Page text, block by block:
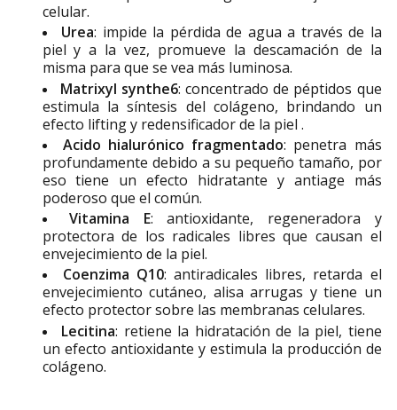
celular.
Urea: impide la pérdida de agua a través de la
piel y a la vez, promueve la descamación de la
misma para que se vea más luminosa.
Matrixyl synthe6: concentrado de péptidos que
estimula la síntesis del colágeno, brindando un
efecto lifting y redensificador de la piel .
Acido hialurónico fragmentado: penetra más
profundamente debido a su pequeño tamaño, por
eso tiene un efecto hidratante y antiage más
poderoso que el común.
Vitamina E: antioxidante, regeneradora y
protectora de los radicales libres que causan el
envejecimiento de la piel.
Coenzima Q10: antiradicales libres, retarda el
envejecimiento cutáneo, alisa arrugas y tiene un
efecto protector sobre las membranas celulares.
Lecitina: retiene la hidratación de la piel, tiene
un efecto antioxidante y estimula la producción de
colágeno.